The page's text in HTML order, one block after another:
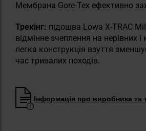
Мембрана Gore-Tex ефективно
Трекінг: підошва Lowa X-TRAC
відмінне зчеплення на нерівних і
легка конструкція взуття
час тривалих походів.
Інформація про виробника та